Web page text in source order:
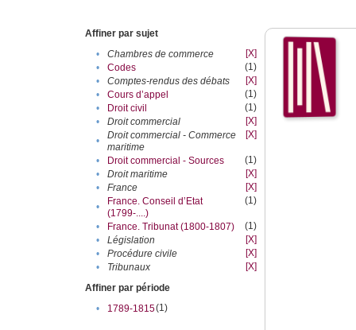
Affiner par sujet
•
Chambres de commerce
[X]
•
Codes
(1)
•
Comptes-rendus des débats
[X]
•
Cours d’appel
(1)
•
Droit civil
(1)
•
Droit commercial
[X]
•
Droit commercial - Commerce
maritime
[X]
• Droit commercial - Sources
(1)
•
Droit maritime
[X]
•
France
[X]
•
France. Conseil d’Etat
(1799-....)
(1)
• France. Tribunat (1800-1807)
(1)
•
Législation
[X]
•
Procédure civile
[X]
•
Tribunaux
[X]
Affiner par période
•
1789-1815(1)